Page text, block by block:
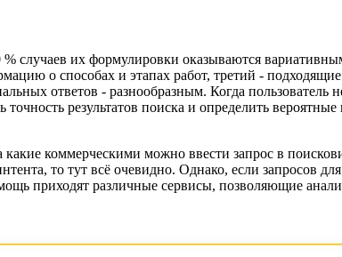
случаев их формулировки оказываются
о способах и этапах работ, третий -
ответов - разнообразным. Когда пользователь
результатов поиска и определить
коммерческими можно ввести запрос в
то тут всё очевидно. Однако, если запросов
приходят различные сервисы, позволяющие